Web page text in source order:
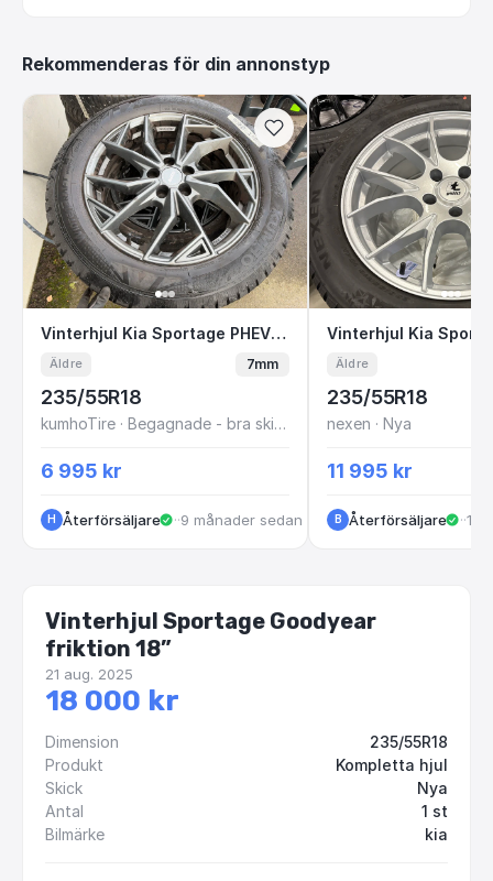
Rekommenderas för din annonstyp
Vinterhjul Kia Sportage PHEV 18” Friktion
Vinterhjul Kia Sportage PHEV 18” Friktion
Äldre 7mm
235/55R18
kumhoTire · Begagnade - bra skick
6 995 kr
H Återförsäljare ·Helsingborg
·9 månader sedan
Vinterhjul Kia
Äldre
235/55R18
nexen · Nya
11 995 kr
B Återförsäljare ··10
Vinterhjul Sportage Goodyear
friktion 18”
21 aug. 2025
18 000 kr
Dimension
235/55R18
Produkt
Kompletta hjul
Skick
Nya
Antal
1 st
Bilmärke
kia